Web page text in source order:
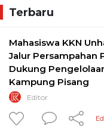
Terbaru
Mahasiswa KKN
Jalur Persampahan
Dukung
Kampung Pisang
Editor